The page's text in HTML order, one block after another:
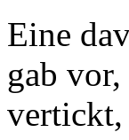
Eine
gab
vertickt,